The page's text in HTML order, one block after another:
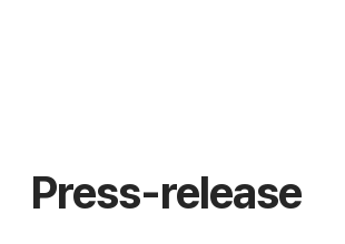
Press-release